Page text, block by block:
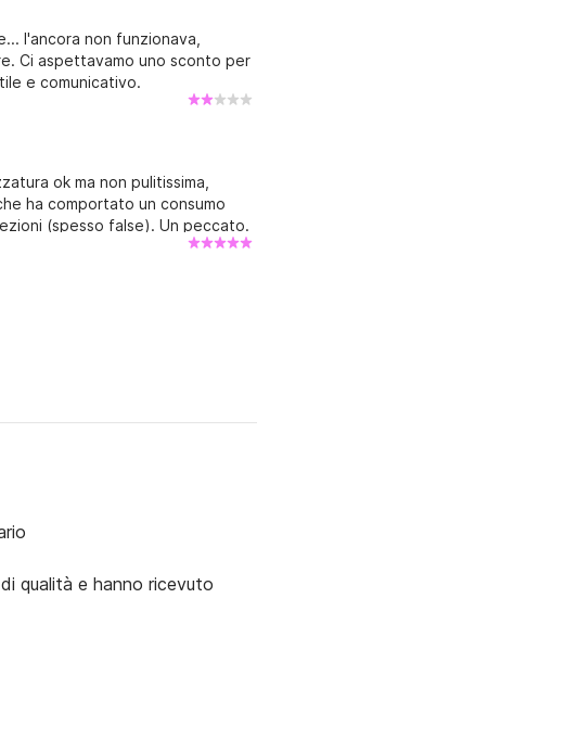
l'ancora non funzionava,
Ci aspettavamo uno sconto per
e comunicativo.
ok ma non pulitissima,
ha comportato un consumo
(spesso false). Un peccato.
qualità e hanno ricevuto